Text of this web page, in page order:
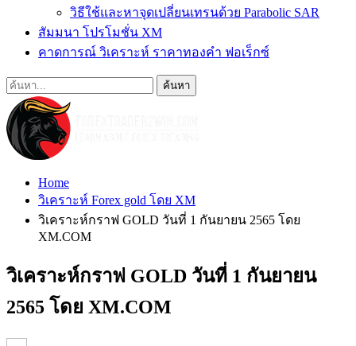
วิธีใช้และหาจุดเปลี่ยนเทรนด้วย Parabolic SAR
สัมมนา โปรโมชั่น XM
คาดการณ์ วิเคราะห์ ราคาทองคำ ฟอเร็กซ์
Home
วิเคราะห์ Forex gold โดย XM
วิเคราะห์กราฟ GOLD วันที่ 1 กันยายน 2565 โดย
XM.COM
วิเคราะห์กราฟ GOLD วันที่ 1 กันยายน
2565 โดย XM.COM